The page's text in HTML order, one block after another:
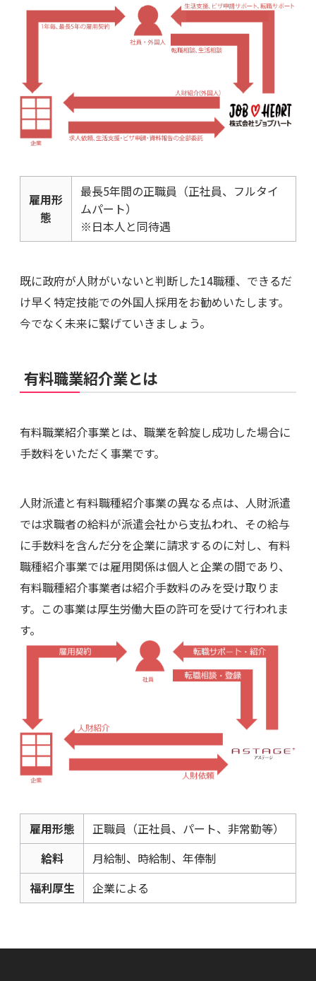
雇用形
態
最長5年間の正職員（正社員、フルタイ
ムパート）
※日本人と同待遇
既に政府が人財がいないと判断した14職種、できるだ
け早く特定技能での外国人採用をお勧めいたします。
今でなく未来に繋げていきましょう。
有料職業紹介業とは
有料職業紹介事業とは、職業を斡旋し成功した場合に
手数料をいただく事業です。
人財派遣と有料職種紹介事業の異なる点は、人財派遣
では求職者の給料が派遣会社から支払われ、その給与
に手数料を含んだ分を企業に請求するのに対し、有料
職種紹介事業では雇用関係は個人と企業の間であり、
有料職種紹介事業者は紹介手数料のみを受け取りま
す。この事業は厚生労働大臣の許可を受けて行われま
す。
雇用形態
正職員（正社員、パート、非常勤等）
給料
月給制、時給制、年俸制
福利厚生
企業による